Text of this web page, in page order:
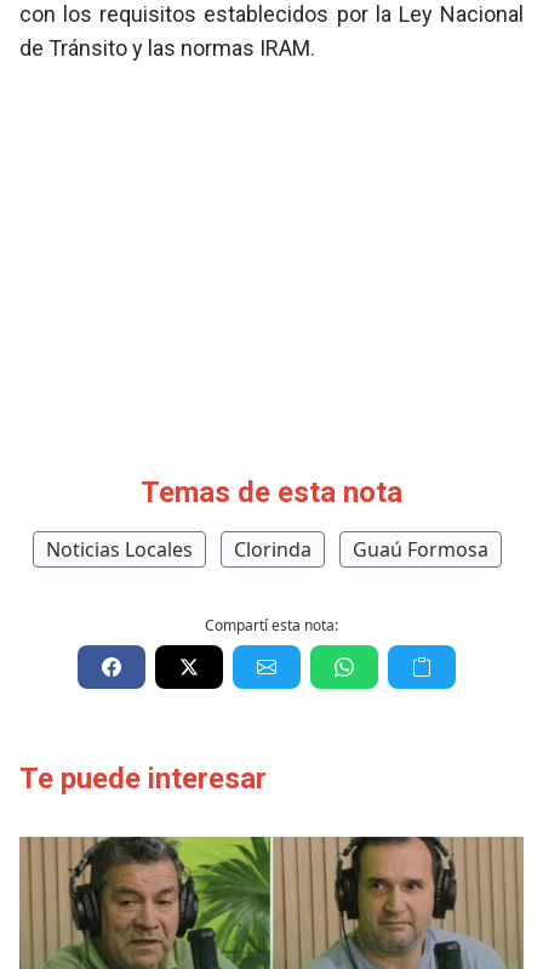
con los requisitos establecidos por la Ley Nacional
de Tránsito y las normas IRAM.
Temas de esta nota
Noticias Locales Clorinda Guaú Formosa
Compartí esta nota:
Te puede interesar